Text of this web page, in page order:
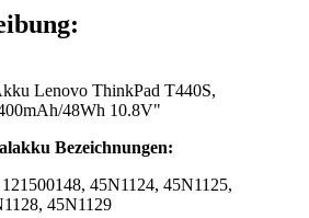
Lenovo ThinkPad T440S,
48Wh 10.8V"
Bezeichnungen:
45N1124, 45N1125,
45N1129